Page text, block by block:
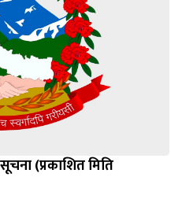
(प्रकाशित मिति